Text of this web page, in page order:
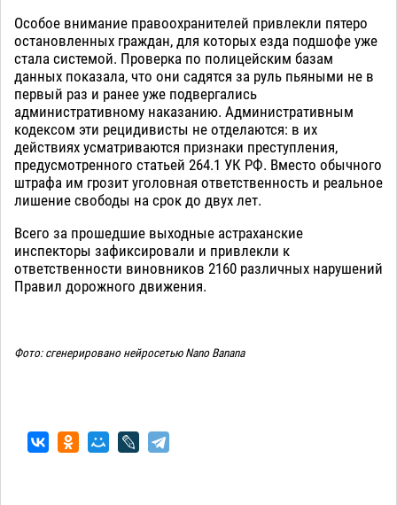
Особое внимание правоохранителей привлекли пятеро
остановленных граждан, для которых езда подшофе уже
стала системой. Проверка по полицейским базам
данных показала, что они садятся за руль пьяными не в
первый раз и ранее уже подвергались
административному наказанию. Административным
кодексом эти рецидивисты не отделаются: в их
действиях усматриваются признаки преступления,
предусмотренного статьей 264.1 УК РФ. Вместо обычного
штрафа им грозит уголовная ответственность и реальное
лишение свободы на срок до двух лет.
Всего за прошедшие выходные астраханские
инспекторы зафиксировали и привлекли к
ответственности виновников 2160 различных нарушений
Правил дорожного движения.
Фото: сгенерировано нейросетью Nano Banana